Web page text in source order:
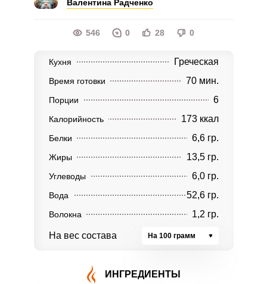
Валентина Радченко
546 0 28 0
Кухня Греческая
Время готовки 70 мин.
Порции 6
Калорийность 173 ккал
Белки 6,6 гр.
Жиры 13,5 гр.
Углеводы 6,0 гр.
Вода 52,6 гр.
Волокна 1,2 гр.
На вес состава На 100 грамм
ИНГРЕДИЕНТЫ